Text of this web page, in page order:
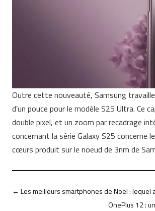
Outre cette nouveauté, Samsung
d’un pouce pour le modèle S25 Ultra. Ce
double pixel, et un zoom par recadrage
concernant la série Galaxy S25 concerne
cœurs produit sur le noeud de 3nm de
←Les meilleurs smartphones de Noël : lequel
OnePlus 12 :